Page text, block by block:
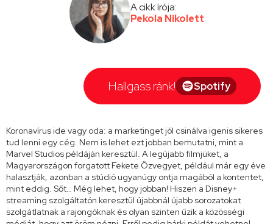
A cikk írója:
Pekola Nikolett
Hallgass ránk! Spotify
Koronavírus ide vagy oda: a marketinget jól csinálva igenis sikeres
tud lenni egy cég. Nem is lehet ezt jobban bemutatni, mint a
Marvel Studios példáján keresztül. A legújabb filmjüket, a
Magyarországon forgatott Fekete Özvegyet, például már egy éve
halasztják, azonban a stúdió ugyanúgy ontja magából a kontentet,
mint eddig. Sőt… Még lehet, hogy jobban! Hiszen a Disney+
streaming szolgáltatón keresztül újabbnál újabb sorozatokat
szolgátlatnak a rajongóknak és olyan szinten űzik a közösségi